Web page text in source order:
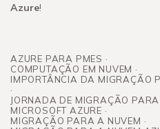
Azure!
AZURE PARA PMES
COMPUTAÇÃO EM NUVEM
IMPORTÂNCIA DA MIGRAÇÃO
JORNADA DE MIGRAÇÃO
MICROSOFT AZURE
MIGRAÇÃO PARA A NUVEM